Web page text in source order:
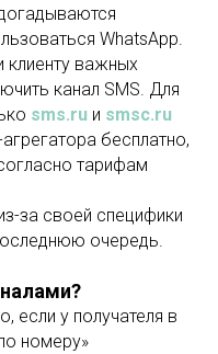
WhatsApp.
клиенту важных
канал SMS. Для
sms.ru и smsc.ru
бесплатно,
тарифам
за своей специфики
очередь.
если у получателя в
номеру»